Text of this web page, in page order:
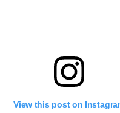
View this post on